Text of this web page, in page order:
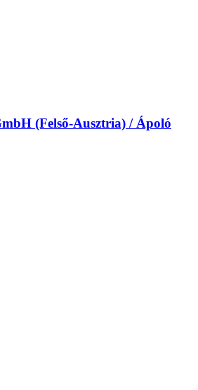
(Felső-Ausztria) / Ápoló